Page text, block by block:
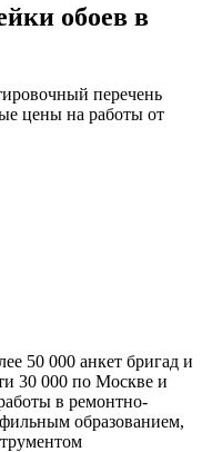
обоев в
перечень
цены на работы от
50 000 анкет бригад и
30 000 по Москве и
в ремонтно-
образованием,